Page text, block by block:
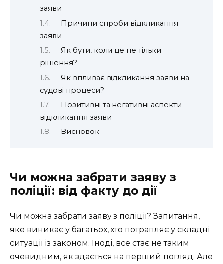
заяви
Причини спроби відкликання
заяви
Як бути, коли це не тільки
рішення?
Як впливає відкликання заяви на
судові процеси?
Позитивні та негативні аспекти
відкликання заяви
Висновок
Чи можна забрати заяву з
поліції: від факту до дії
Чи можна забрати заяву з поліції? Запитання,
яке виникає у багатьох, хто потрапляє у складні
ситуації із законом. Іноді, все стає не таким
очевидним, як здається на перший погляд. Але